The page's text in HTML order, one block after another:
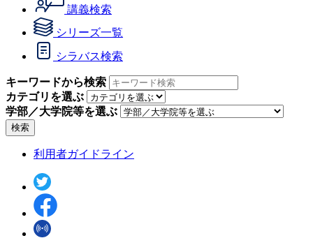
講義検索
シリーズ一覧
シラバス検索
キーワードから検索
カテゴリを選ぶ
学部／大学院等を選ぶ
検索
利用者ガイドライン